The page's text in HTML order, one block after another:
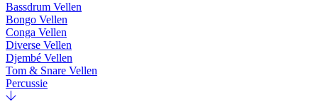
Bassdrum Vellen
Bongo Vellen
Conga Vellen
Diverse Vellen
Djembé Vellen
Tom & Snare Vellen
Percussie